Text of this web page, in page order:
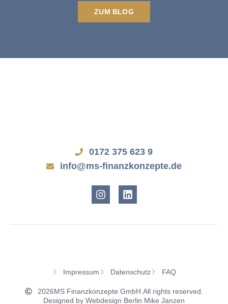
ZUM BLOG
0172 375 623 9
info@ms-finanzkonzepte.de
Impressum Datenschutz FAQ
2026MS Finanzkonzepte GmbH. All rights reserved.
Designed by Webdesign Berlin Mike Janzen